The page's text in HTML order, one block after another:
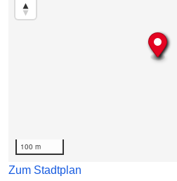
100 m
Zum Stadtplan